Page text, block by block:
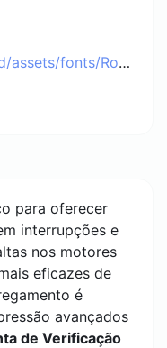
MediumItalic.woff2
para oferecer
interrupções e
nos motores
eficazes de
é
avançados
de Verificação